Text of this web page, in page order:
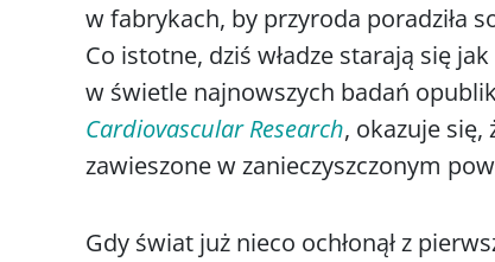
w fabrykach, by przyroda poradziła
Co istotne, dziś władze starają się
w świetle najnowszych badań
Cardiovascular Research, okazuje się,
zawieszone w zanieczyszczonym
Gdy świat już nieco ochłonął z